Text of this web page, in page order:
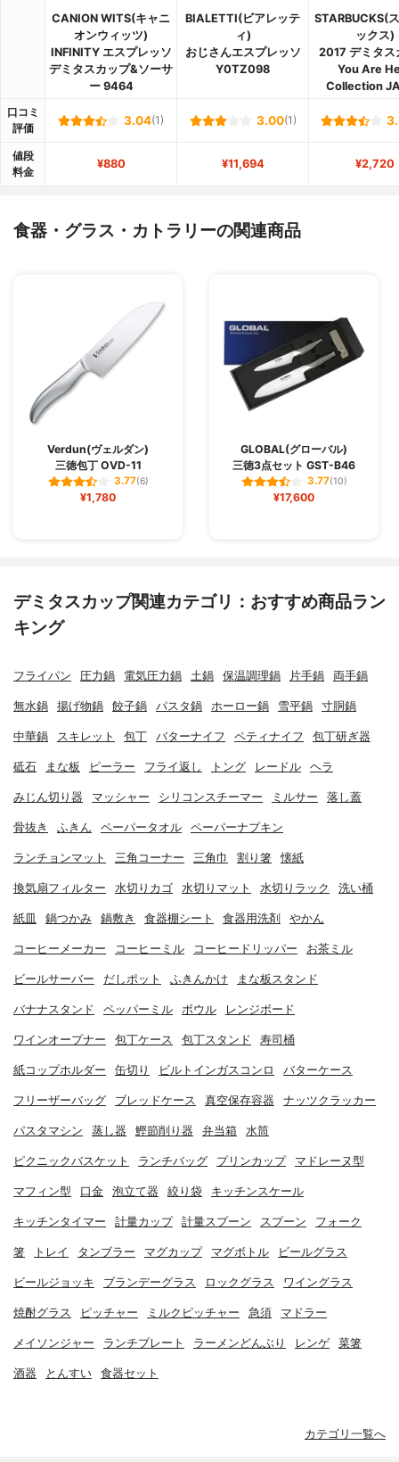
CANION WITS(キャニ
オンウィッツ)
INFINITY エスプレッソ
デミタスカップ&ソーサ
ー 9464
BIALETTI(ビアレッテ
ィ)
おじさんエスプレッソ
Y0TZ098
STARBUCKS(
ックス)
2017 デミタス
You Are
Collection
口コミ
評価
3.04(1) 3.00(1)
値段
料金
¥880 ¥11,694 ¥2,720
食器・グラス・カトラリーの関連商品
Verdun(ヴェルダン)
三徳包丁 OVD-11
3.77(6)
¥1,780
GLOBAL(グローバル)
三徳3点セット GST-B46
3.77(10)
¥17,600
デミタスカップ関連カテゴリ：おすすめ商品ラン
キング
フライパン 圧力鍋 電気圧力鍋 土鍋 保温調理鍋 片手鍋 両手鍋
無水鍋 揚げ物鍋 餃子鍋 パスタ鍋 ホーロー鍋 雪平鍋 寸胴鍋
中華鍋 スキレット 包丁 バターナイフ ペティナイフ 包丁研ぎ器
砥石 まな板 ピーラー フライ返し トング レードル ヘラ
みじん切り器 マッシャー シリコンスチーマー ミルサー 落し蓋
骨抜き ふきん ペーパータオル ペーパーナプキン
ランチョンマット 三角コーナー 三角巾 割り箸 懐紙
換気扇フィルター 水切りカゴ 水切りマット 水切りラック 洗い桶
紙皿 鍋つかみ 鍋敷き 食器棚シート 食器用洗剤 やかん
コーヒーメーカー コーヒーミル コーヒードリッパー お茶ミル
ビールサーバー だしポット ふきんかけ まな板スタンド
バナナスタンド ペッパーミル ボウル レンジボード
ワインオープナー 包丁ケース 包丁スタンド 寿司桶
紙コップホルダー 缶切り ビルトインガスコンロ バターケース
フリーザーバッグ ブレッドケース 真空保存容器 ナッツクラッカー
パスタマシン 蒸し器 鰹節削り器 弁当箱 水筒
ピクニックバスケット ランチバッグ プリンカップ マドレーヌ型
マフィン型 口金 泡立て器 絞り袋 キッチンスケール
キッチンタイマー 計量カップ 計量スプーン スプーン フォーク
箸 トレイ タンブラー マグカップ マグボトル ビールグラス
ビールジョッキ ブランデーグラス ロックグラス ワイングラス
焼酎グラス ピッチャー ミルクピッチャー 急須 マドラー
メイソンジャー ランチプレート ラーメンどんぶり レンゲ 菜箸
酒器 とんすい 食器セット
カテゴリ一覧へ